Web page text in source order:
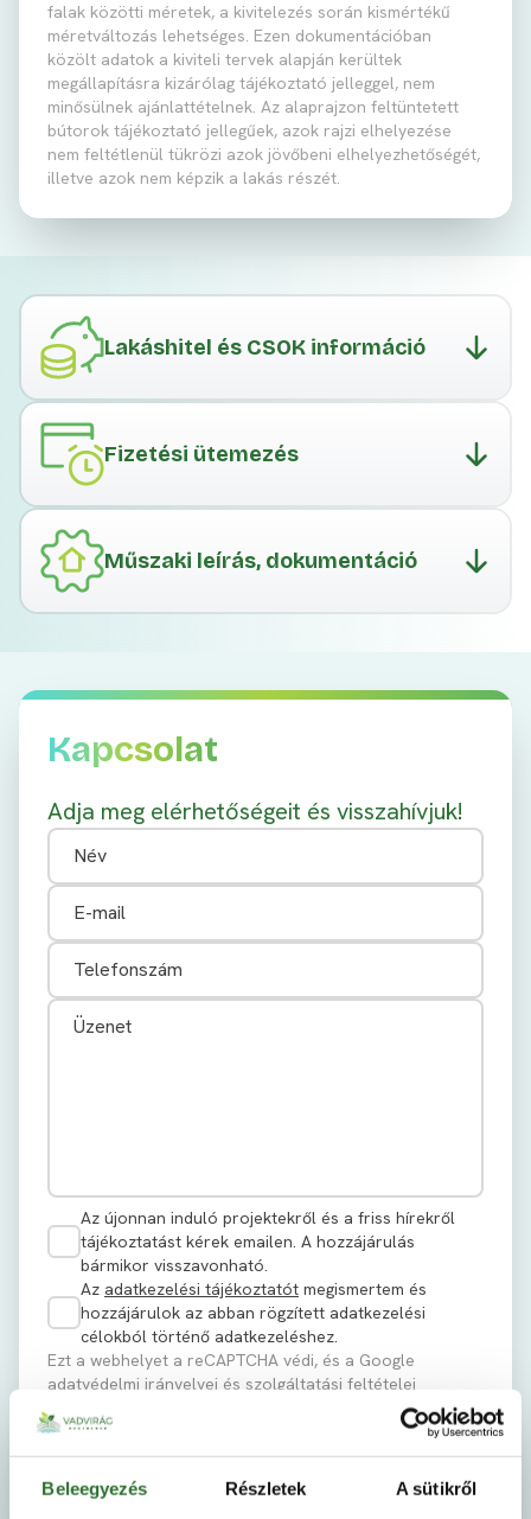
Beleegyezés Részletek A sütikről
falak közötti méretek, a kivitelezés során kismértékű
méretváltozás lehetséges. Ezen dokumentációban
közölt adatok a kiviteli tervek alapján kerültek
megállapításra kizárólag tájékoztató jelleggel, nem
minősülnek ajánlattételnek. Az alaprajzon feltüntetett
bútorok tájékoztató jellegűek, azok rajzi elhelyezése
nem feltétlenül tükrözi azok jövőbeni elhelyezhetőségét,
illetve azok nem képzik a lakás részét.
Lakáshitel és CSOK információ
Fizetési ütemezés
Műszaki leírás, dokumentáció
Kapcsolat
Adja meg elérhetőségeit és visszahívjuk!
Az újonnan induló projektekről és a friss hírekről
tájékoztatást kérek emailen. A hozzájárulás
bármikor visszavonható.
Az adatkezelési tájékoztatót megismertem és
hozzájárulok az abban rögzített adatkezelési
célokból történő adatkezeléshez.
Ezt a webhelyet a reCAPTCHA védi, és a Google
adatvédelmi irányelvei és szolgáltatási feltételei